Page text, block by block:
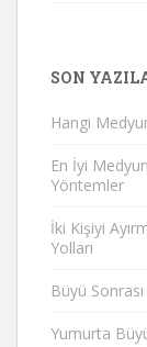
SON
Hangi
En İyi
Yöntemler
İki Kişiyi
Yolları
Büyü
Yumurta